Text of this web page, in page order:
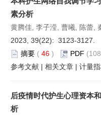
素分析
黄腾佳, 李子滢, 曹曦, 陈蕾,
2023, 39(22): 3123-3127.
摘要 ( 46 ) PDF
参考文献 | 相关文章 | 计量
后疫情时代护生心理资本
析